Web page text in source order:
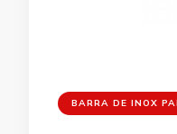
BARRA DE INOX